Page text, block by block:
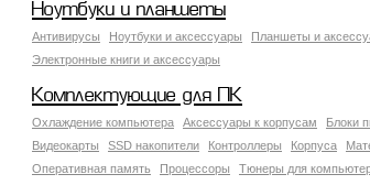
Ноутбуки и планшеты
Антивирусы Ноутбуки и аксессуары
Планшеты и
Электронные книги и аксессуары
Комплектующие для ПК
Охлаждение компьютера Аксессуары к корпусам
Блоки
Видеокарты
SSD накопители Контроллеры Корпуса
Оперативная память
Процессоры
Тюнеры для